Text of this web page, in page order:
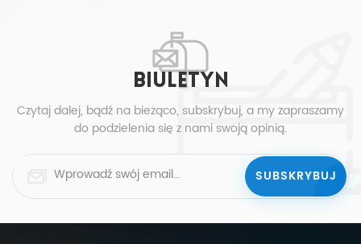
BIULETYN
Czytaj dalej, bądź na bieżąco, subskrybuj, a my zapraszamy
do podzielenia się z nami swoją opinią.